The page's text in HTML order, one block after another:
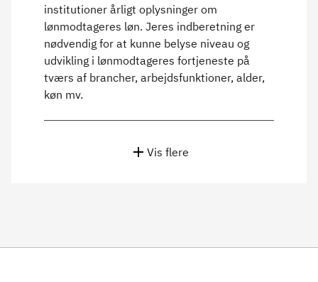
institutioner årligt oplysninger om
lønmodtageres løn. Jeres indberetning er
nødvendig for at kunne belyse niveau og
udvikling i lønmodtageres fortjeneste på
tværs af brancher, arbejdsfunktioner, alder,
køn mv.
Vis flere